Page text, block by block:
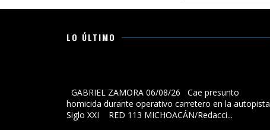
LO ÚLTIMO
GABRIEL ZAMORA 06/08/26 Cae presunto
homicida durante operativo carretero en la autopista
Siglo XXI RED 113 MICHOACÁN/Redacci...